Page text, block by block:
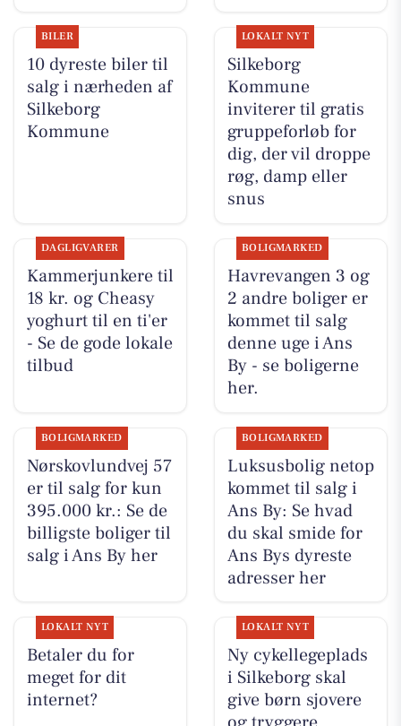
BILER
10 dyreste biler til
salg i nærheden af
Silkeborg
Kommune
LOKALT NYT
Silkeborg
Kommune
inviterer til gratis
gruppeforløb for
dig, der vil droppe
røg, damp eller
snus
DAGLIGVARER
Kammerjunkere til
18 kr. og Cheasy
yoghurt til en ti'er
- Se de gode lokale
tilbud
BOLIGMARKED
Havrevangen 3 og
2 andre boliger er
kommet til salg
denne uge i Ans
By - se boligerne
her.
BOLIGMARKED
Nørskovlundvej 57
er til salg for kun
395.000 kr.: Se de
billigste boliger til
salg i Ans By her
BOLIGMARKED
Luksusbolig netop
kommet til salg i
Ans By: Se hvad
du skal smide for
Ans Bys dyreste
adresser her
LOKALT NYT
Betaler du for
meget for dit
internet?
LOKALT NYT
Ny cykellegeplads
i Silkeborg skal
give børn sjovere